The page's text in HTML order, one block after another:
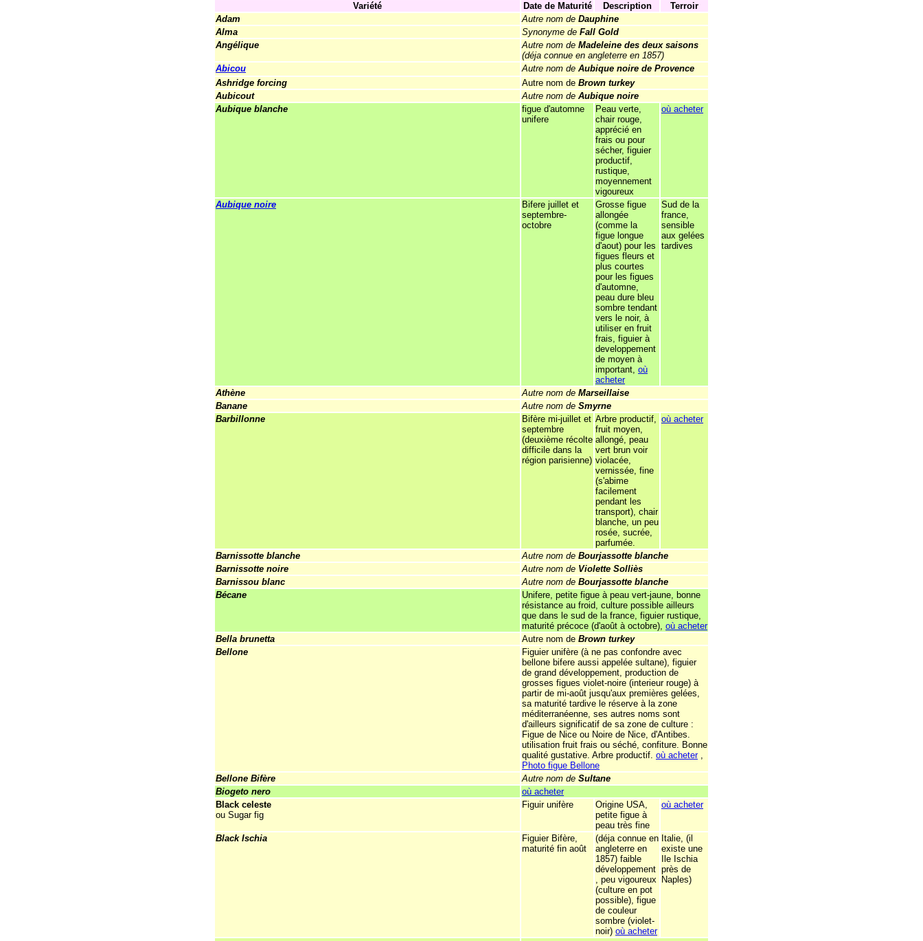
Variété Date de Maturité Description
Terroir
Adam
Autre nom de Dauphine
Alma
Synonyme de Fall Gold
Angélique
Autre nom de Madeleine des deux saisons
(déja connue en angleterre en 1857)
Abicou
Autre nom de Aubique noire de Provence
Ashridge forcing
Autre nom de Brown turkey
Aubicout
Autre nom de Aubique noire
Aubique blanche
figue d'automne
unifere
Peau verte,
chair rouge,
apprécié en
frais ou pour
sécher, figuier
productif,
rustique,
moyennement
vigoureux
où acheter
Aubique noire
Bifere juillet et
septembre-
octobre
Grosse figue
allongée
(comme la
figue longue
d'aout) pour les
figues fleurs et
plus courtes
pour les figues
d'automne,
peau dure bleu
sombre tendant
vers le noir, à
utiliser en fruit
frais, figuier à
developpement
de moyen à
important, où
acheter
Sud de la
france,
sensible
aux gelées
tardives
Athène Autre nom de Marseillaise
Banane
Autre nom de Smyrne
Barbillonne
Bifère mi-juillet et
septembre
(deuxième récolte
difficile dans la
région parisienne)
Arbre productif,
fruit moyen,
allongé, peau
vert brun voir
violacée,
vernissée, fine
(s'abime
facilement
pendant les
transport), chair
blanche, un peu
rosée, sucrée,
parfumée.
où acheter
Barnissotte blanche Autre nom de Bourjassotte blanche
Barnissotte noire
Autre nom de Violette Solliès
Barnissou blanc
Autre nom de Bourjassotte blanche
Bécane
Unifere, petite figue à peau vert-jaune, bonne
résistance au froid, culture possible ailleurs
que dans le sud de la france, figuier rustique,
maturité précoce (d'août à octobre), où acheter
Bella brunetta
Autre nom de Brown turkey
Bellone
Figuier unifère (à ne pas confondre avec
bellone bifere aussi appelée sultane), figuier
de grand développement, production de
grosses figues violet-noire (interieur rouge) à
partir de mi-août jusqu'aux premières gelées,
sa maturité tardive le réserve à la zone
méditerranéenne, ses autres noms sont
d'ailleurs significatif de sa zone de culture :
Figue de Nice ou Noire de Nice, d'Antibes.
utilisation fruit frais ou séché, confiture. Bonne
qualité gustative. Arbre productif. où acheter,
Photo figue Bellone
Bellone Bifère
Autre nom de Sultane
Biogeto nero
où acheter
Black celeste
ou Sugar fig
Figuir unifère
Origine USA,
petite figue à
peau très fine
où acheter
Black Ischia
Figuier Bifère,
maturité fin août
(déja connue en
angleterre en
1857) faible
développement
, peu vigoureux
(culture en pot
possible), figue
de couleur
sombre (violet-
noir) où acheter
Italie, (il
existe une
Ile Ischia
près de
Naples)